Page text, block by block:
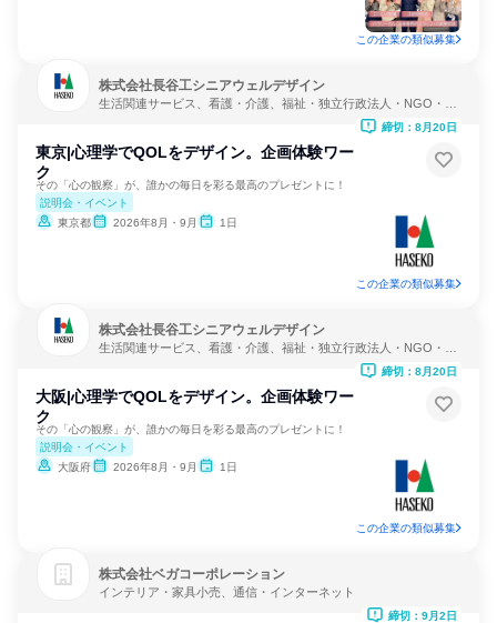
この企業の類似募集
株式会社長谷工シニアウェルデザイン
生活関連サービス、看護・介護、福祉・独立行政法人・NGO・N
東京|心理学でQOLをデザイン。企画体験ワー
ク
その「心の観察」が、誰かの毎日を彩る最高のプレゼントに！
説明会・イベント
東京都
2026年8月・9月 1日
締切：8月20日
この企業の類似募集
株式会社長谷工シニアウェルデザイン
生活関連サービス、看護・介護、福祉・独立行政法人・NGO・N
大阪|心理学でQOLをデザイン。企画体験ワー
ク
その「心の観察」が、誰かの毎日を彩る最高のプレゼントに！
説明会・イベント
大阪府
2026年8月・9月 1日
締切：8月20日
この企業の類似募集
株式会社ベガコーポレーション
インテリア・家具小売、通信・インターネット
締切：9月2日